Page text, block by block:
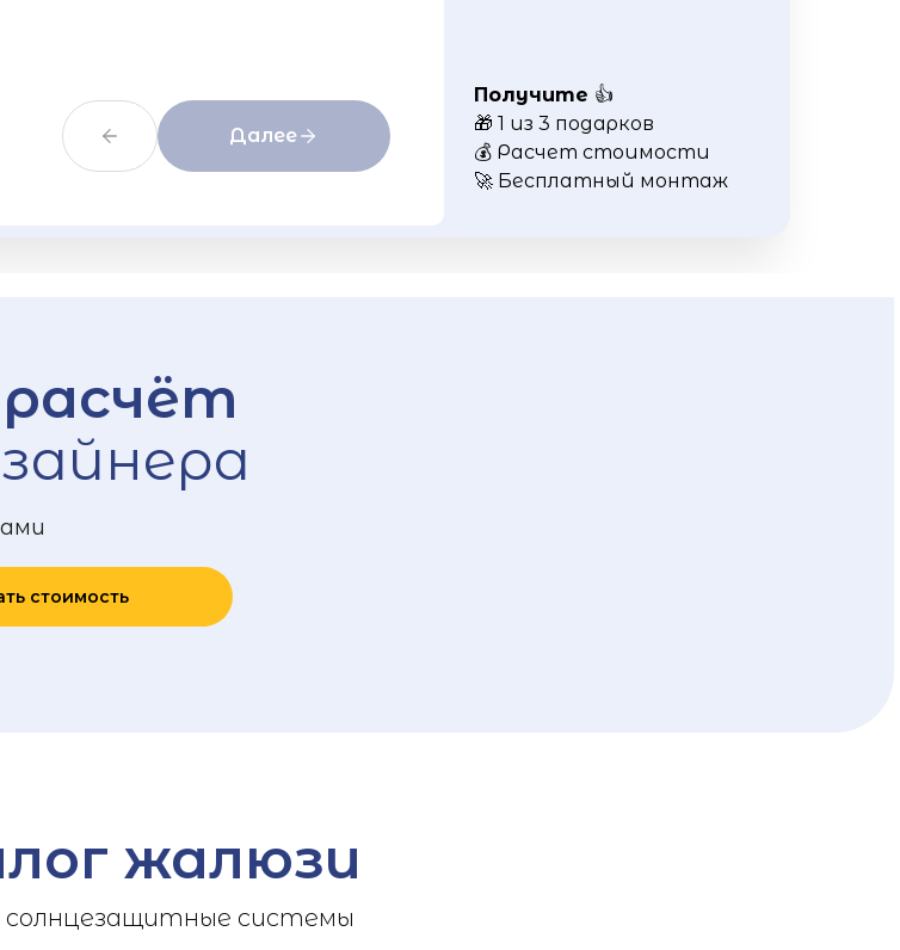
Получите 👍
🎁 1 из 3 подарков
💰 Расчет стоимости
🚀 Бесплатный монтаж
Далее
стоимость
жалюзи
солнцезащитные системы